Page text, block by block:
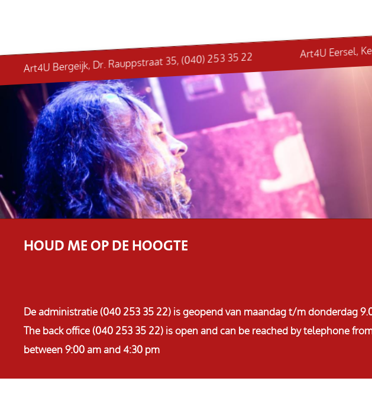
Art4U Bergeijk, Dr. Rauppstraat 35, (040) 253 35 22
Art4U Eersel,
HOUD ME OP DE HOOGTE
De administratie (040 253 35 22) is geopend van maandag t/m donderdag
The back office (040 253 35 22) is open and can be reached by telephone
between 9:00 am and 4:30 pm